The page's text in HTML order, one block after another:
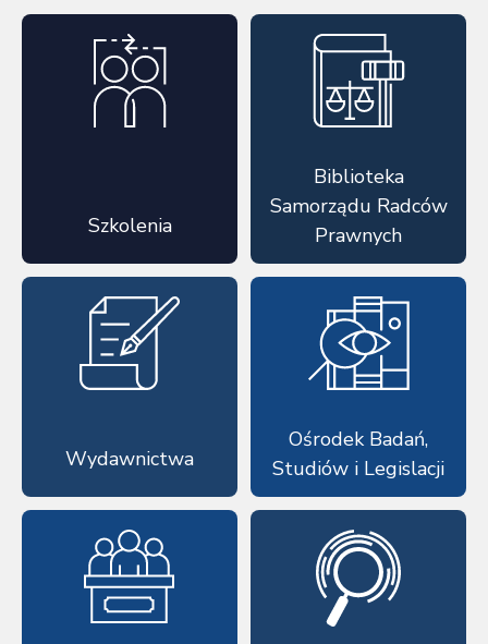
Szkolenia
Biblioteka
Samorządu Radców
Prawnych
Wydawnictwa
Ośrodek Badań,
Studiów i Legislacji